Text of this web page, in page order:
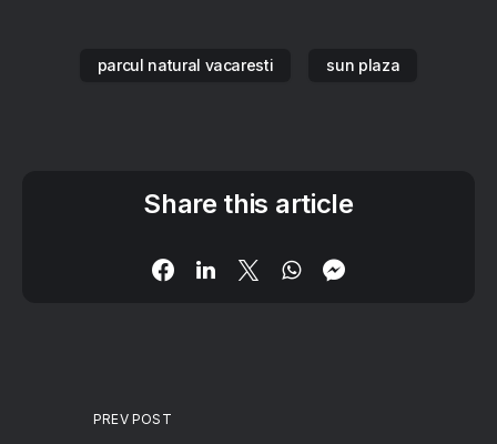
parcul natural vacaresti sun plaza
Share this article
PREV POST